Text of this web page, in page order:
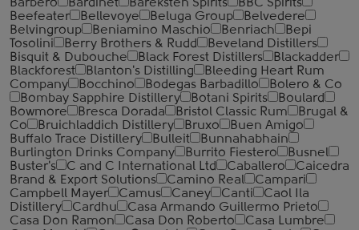
Barbero
Bardinet Bareksten Spirits
BBC Spirits
Beefeater
Bellevoye Beluga Group
Belvedere
Belvingroup
Beniamino Maschio Benriach
Bepi
Tosolini
Berry Brothers & Rudd
Beveland Distillers
Bisquit & Dubouche
Black Forest Distillers
Blackadder
Blackforest
Blanton's Distilling
Bleeding Heart Rum
Company
Bocchino Bodegas Barbadillo
Bolero & Co
Bombay Sapphire Distillery
Botani Spirits
Boulard
Bowmore
Bresca Dorada Bristol Classic Rum
Brugal &
Co
Bruichladdich Distillery Bruxo
Buen Amigo
Buffalo Trace Distillery
Bulleit
Bunnahabhain
Burlington Drinks Company
Burrito Fiestero
Busnel
Buster's
C and C International Ltd Caballero
Caicedra
Brand & Export Solutions
Camino Real
Campari
Campbell Mayer
Camus Caney Canti
Caol Ila
Distillery
Cardhu
Casa Armando Guillermo Prieto
Casa Don Ramon
Casa Don Roberto
Casa Lumbre